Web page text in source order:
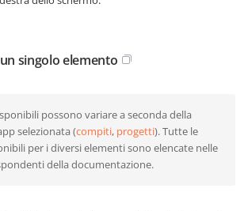
singolo elemento
possono variare a seconda della
selezionata (compiti, progetti). Tutte le
per i diversi elementi sono elencate nelle
della documentazione.